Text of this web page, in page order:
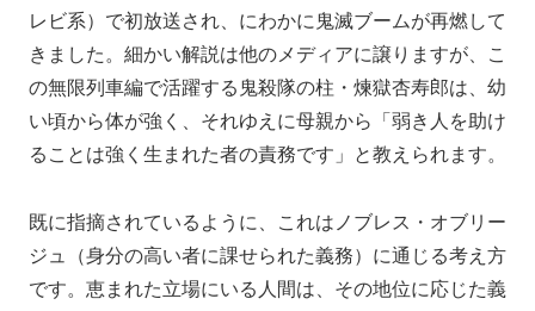
レビ系）で初放送され、にわかに鬼滅ブームが再燃して
きました。細かい解説は他のメディアに譲りますが、こ
の無限列車編で活躍する鬼殺隊の柱・煉獄杏寿郎は、幼
い頃から体が強く、それゆえに母親から「弱き人を助け
ることは強く生まれた者の責務です」と教えられます。
既に指摘されているように、これはノブレス・オブリー
ジュ（身分の高い者に課せられた義務）に通じる考え方
です。恵まれた立場にいる人間は、その地位に応じた義